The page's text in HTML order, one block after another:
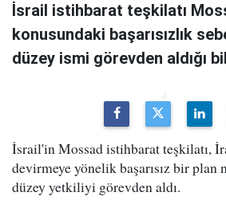
İsrail istihbarat teşkilatı
konusundaki başarısızlık
düzey ismi görevden aldığı
İsrail'in Mossad istihbarat teşkilatı,
devirmeye yönelik başarısız bir plan
düzey yetkiliyi görevden aldı.